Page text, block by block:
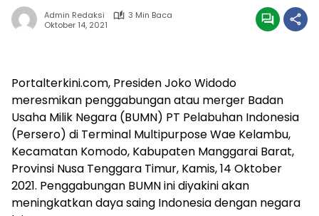
Admin Redaksi
3 Min Baca
Oktober 14, 2021
Portalterkini.com, Presiden Joko Widodo
meresmikan penggabungan atau merger Badan
Usaha Milik Negara (BUMN) PT Pelabuhan Indonesia
(Persero) di Terminal Multipurpose Wae Kelambu,
Kecamatan Komodo, Kabupaten Manggarai Barat,
Provinsi Nusa Tenggara Timur, Kamis, 14 Oktober
2021. Penggabungan BUMN ini diyakini akan
meningkatkan daya saing Indonesia dengan negara